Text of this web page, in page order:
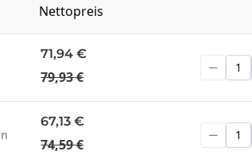
Nettopreis
71,94 €
79,93 €
67,13 €
74,59 €